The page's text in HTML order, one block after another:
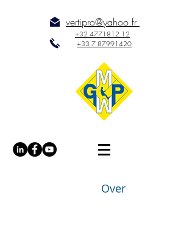
vertipro@yahoo.fr
+32 47718 12 12
+33 7 87991420
Over